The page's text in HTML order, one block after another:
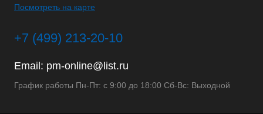
Посмотреть на карте
+7 (499) 213-20-10
Email: pm-online@list.ru
График работы Пн-Пт: с 9:00 до 18:00 Сб-Вс: Выходной